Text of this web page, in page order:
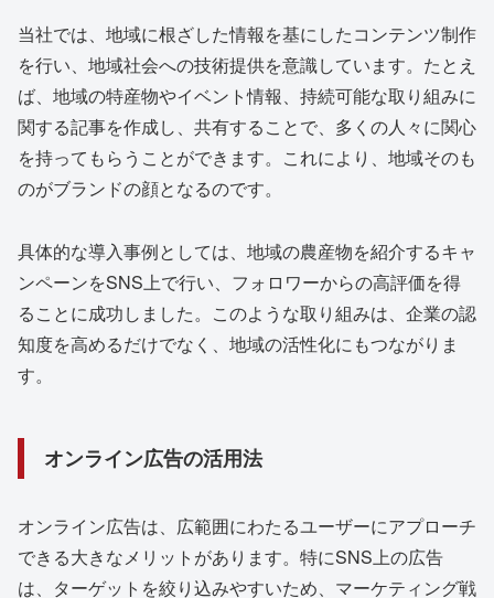
当社では、地域に根ざした情報を基にしたコンテンツ制作
を行い、地域社会への技術提供を意識しています。たとえ
ば、地域の特産物やイベント情報、持続可能な取り組みに
関する記事を作成し、共有することで、多くの人々に関心
を持ってもらうことができます。これにより、地域そのも
のがブランドの顔となるのです。
具体的な導入事例としては、地域の農産物を紹介するキャ
ンペーンをSNS上で行い、フォロワーからの高評価を得
ることに成功しました。このような取り組みは、企業の認
知度を高めるだけでなく、地域の活性化にもつながりま
す。
オンライン広告の活用法
オンライン広告は、広範囲にわたるユーザーにアプローチ
できる大きなメリットがあります。特にSNS上の広告
は、ターゲットを絞り込みやすいため、マーケティング戦